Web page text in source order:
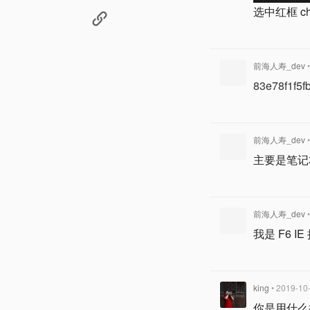
选中红框
前海人寿_dev
前海人寿_dev
主要是笔
前海人寿_dev
我是 F6 IE
king • 2019-